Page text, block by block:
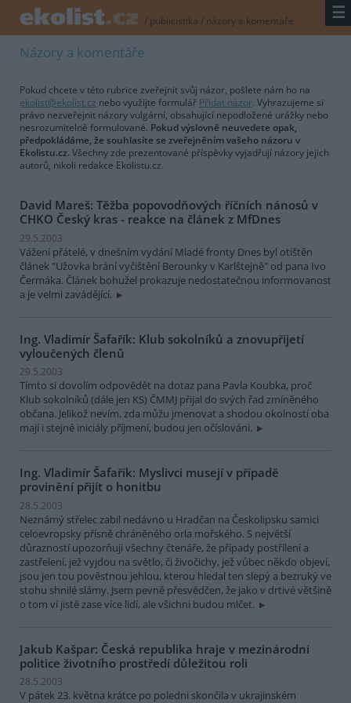
/ publicistika / názory a komentáře ☰
Názory a komentáře
Pokud chcete v této rubrice zveřejnit svůj názor, pošlete nám ho na
ekolist@ekolist.cz nebo využijte formulář Přidat názor. Vyhrazujeme si
právo nezveřejnit názory vulgární, obsahující nepodložené urážky nebo
nesrozumitelně formulované. Pokud výslovně neuvedete opak,
předpokládáme, že souhlasíte se zveřejněním vašeho názoru v
Ekolistu.cz. Všechny zde prezentované příspěvky vyjadřují názory jejich
autorů, nikoli redakce Ekolistu.cz.
David Mareš: Těžba popovodňových říčních nánosů v
CHKO Český kras - reakce na článek z MfDnes
29.5.2003
Vážení přátelé, v dnešním vydání Mladé fronty Dnes byl otištěn
článek "Užovka brání vyčištění Berounky v Karlštejně" od pana Ivo
Čermáka. Článek bohužel prokazuje nedostatečnou informovanost
a je velmi zavádějící.
Ing. Vladimír Šafařík: Klub sokolníků a znovupřijetí
vyloučených členů
29.5.2003
Tímto si dovolím odpovědět na dotaz pana Pavla Koubka, proč
Klub sokolníků (dále jen KS) ČMMJ přijal do svých řad zmíněného
občana. Jelikož nevím, zda můžu jmenovat a shodou okolností oba
mají i stejné iniciály příjmení, budou jen očíslováni.
Ing. Vladimír Šafařík: Myslivci musejí v případě
provinění přijít o honitbu
28.5.2003
Neznámý střelec zabil nedávno u Hradčan na Českolipsku samici
celoevropsky přísně chráněného orla mořského. S největší
důrazností upozorňuji všechny čtenáře, že případy postřílení a
zastřelení, jež vyjdou na světlo, či živočichy, jež vůbec někdo objeví,
jsou jen tou pověstnou jehlou, kterou hledal ten slepý a bezruký ve
stohu shnilé slámy. Jsem pevně přesvědčen, že jako v drtivé většině
o tom ví jistě zase více lidí, ale všichni budou mlčet.
Jakub Kašpar: Česká republika hraje v mezinárodní
politice životního prostředí důležitou roli
28.5.2003
V pátek 23. května krátce po poledni skončila v ukrajinském